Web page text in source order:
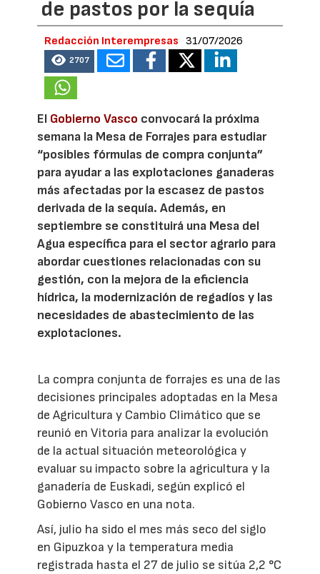
de pastos por la sequía
Redacción Interempresas 31/07/2026
2707
El Gobierno Vasco convocará la próxima
semana la Mesa de Forrajes para estudiar
“posibles fórmulas de compra conjunta”
para ayudar a las explotaciones ganaderas
más afectadas por la escasez de pastos
derivada de la sequía. Además, en
septiembre se constituirá una Mesa del
Agua específica para el sector agrario para
abordar cuestiones relacionadas con su
gestión, con la mejora de la eficiencia
hídrica, la modernización de regadíos y las
necesidades de abastecimiento de las
explotaciones.
La compra conjunta de forrajes es una de las
decisiones principales adoptadas en la Mesa
de Agricultura y Cambio Climático que se
reunió en Vitoria para analizar la evolución
de la actual situación meteorológica y
evaluar su impacto sobre la agricultura y la
ganadería de Euskadi, según explicó el
Gobierno Vasco en una nota.
Así, julio ha sido el mes más seco del siglo
en Gipuzkoa y la temperatura media
registrada hasta el 27 de julio se sitúa 2,2 °C